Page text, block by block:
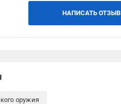
НАПИСАТЬ ОТЗЫВ
оружия